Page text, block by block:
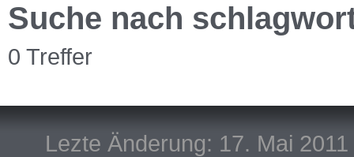
Suche nach
0 Treffer
Lezte Änderung: 17. Mai